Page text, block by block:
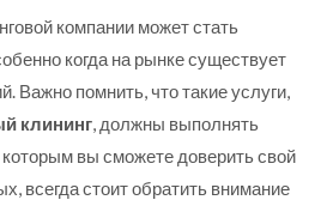
компании может стать
когда на рынке существует
Важно помнить, что такие услуги,
клининг, должны выполнять
вы сможете доверить свой
всегда стоит обратить внимание